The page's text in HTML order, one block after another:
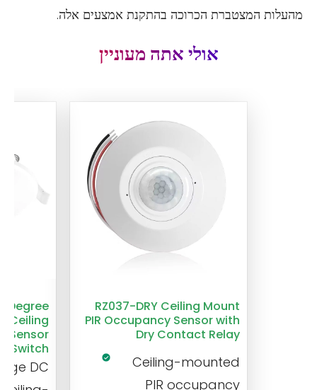
מהעלות המצטברת הכרוכה בהתקנת אמצעים אלה.
אולי אתה מעוניין
RZ037-DRY Ceiling Mount
PIR Occupancy Sensor with
Dry Contact Relay
Ceiling-mounted
PIR occupancy
Degree
Ceiling
Sensor
Switch
DC